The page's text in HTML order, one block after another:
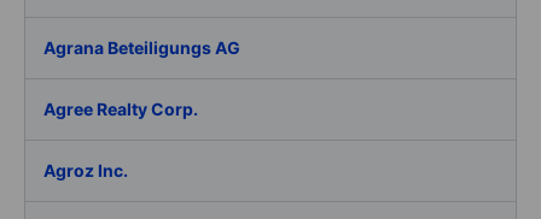
Agrana Beteiligungs AG
Agree Realty Corp.
Agroz Inc.